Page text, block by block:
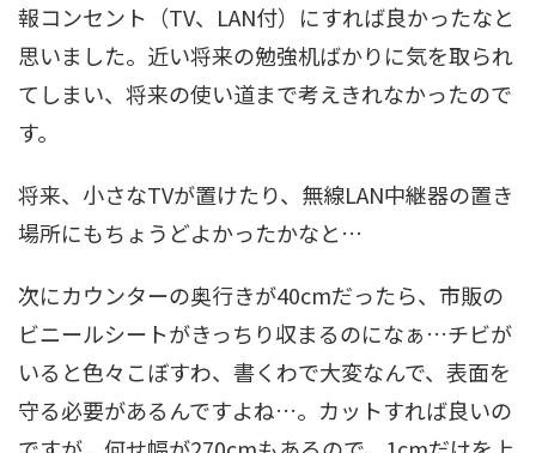
報コンセント（TV、LAN付）にすれば良かったなと
思いました。近い将来の勉強机ばかりに気を取られ
てしまい、将来の使い道まで考えきれなかったので
す。
将来、小さなTVが置けたり、無線LAN中継器の置き
場所にもちょうどよかったかなと…
次にカウンターの奥行きが40cmだったら、市販の
ビニールシートがきっちり収まるのになぁ…チビが
いると色々こぼすわ、書くわで大変なんで、表面を
守る必要があるんですよね…。カットすれば良いの